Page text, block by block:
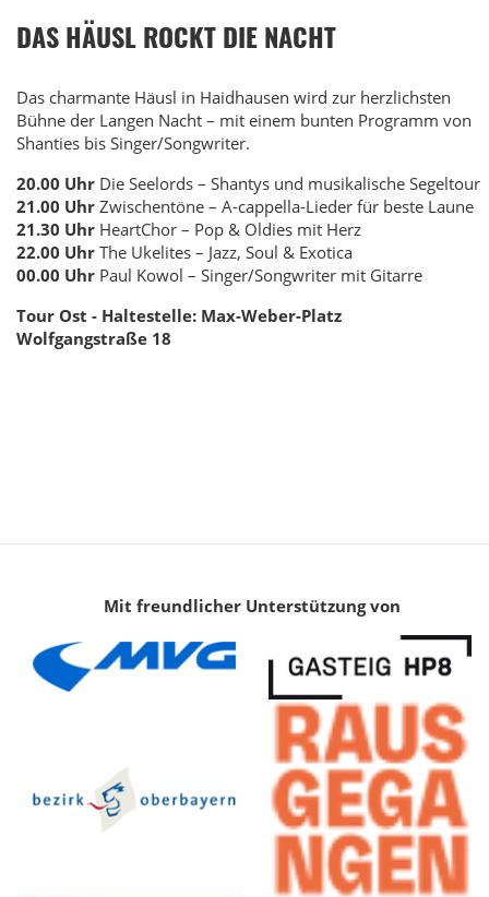
DAS HÄUSL ROCKT DIE NACHT
Das charmante Häusl in Haidhausen wird zur herzlichsten
Bühne der Langen Nacht – mit einem bunten Programm von
Shanties bis Singer/Songwriter.
20.00 Uhr Die Seelords – Shantys und musikalische Segeltour
21.00 Uhr Zwischentöne – A-cappella-Lieder für beste Laune
21.30 Uhr HeartChor – Pop & Oldies mit Herz
22.00 Uhr The Ukelites – Jazz, Soul & Exotica
00.00 Uhr Paul Kowol – Singer/Songwriter mit Gitarre
Tour Ost - Haltestelle: Max-Weber-Platz
Wolfgangstraße 18
Mit freundlicher Unterstützung von